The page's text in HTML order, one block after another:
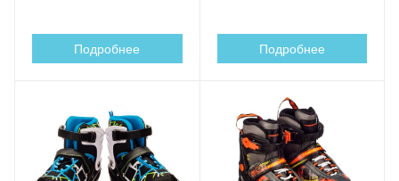
Подробнее Подробнее